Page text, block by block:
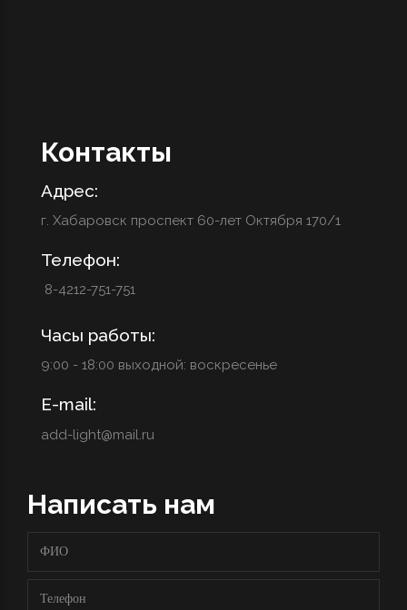
Контакты
Адрес:
г. Хабаровск проспект 60-лет Октября 170/1
Телефон:
8-4212-751-751
Часы работы:
9:00 - 18:00 выходной: воскресенье
E-mail:
add-light@mail.ru
Написать нам